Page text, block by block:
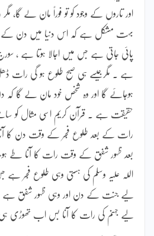
اور تاروں کے وجود کو تو فوراً مان لے گا،
بہت مشکل ہے کہ اس دنیا میں دن کے
پائی جاتی ہے جس میں اجالا ہوتا ہے ،
ہے ۔ مگرجیسے ہی صبح طلوع ہو گی رات
ہوجائے گا اور وہ شخص خود مان لے گا کہ
حقیقت ہے ۔ قرآن کریم اسی مثال کو
رات کے بعد طلوع فجر کے وقت دن کا آنا
بعد ظہور شفق کے وقت رات کا آنا طے
اللہ علیہ وسلم کی ہستی وہی طلوع فجر
لیے جنت کے دن اور وہی ظہور شفق
لیے جہنم کی رات کا آنا بس اب تھوڑی